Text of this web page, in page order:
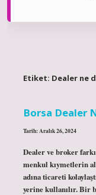
Etiket: Dealer ne
Borsa Dealer
Tarih: Aralık 26, 2024
Dealer ve broker
menkul kıymetlerin
adına ticareti
yerine kullanılır. Bir